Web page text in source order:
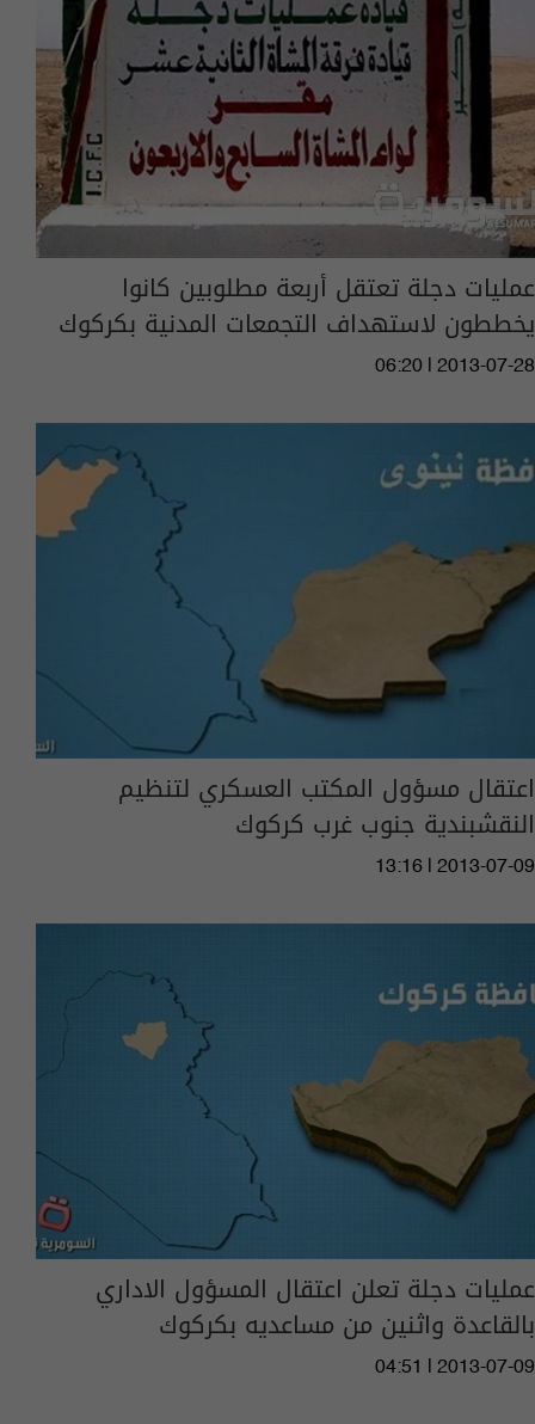
عمليات دجلة تعتقل أربعة مطلوبين كانوا
يخططون لاستهداف التجمعات المدنية بكركوك
06:20 | 2013-07-28
اعتقال مسؤول المكتب العسكري لتنظيم
النقشبندية جنوب غرب كركوك
13:16 | 2013-07-09
عمليات دجلة تعلن اعتقال المسؤول الاداري
بالقاعدة واثنين من مساعديه بكركوك
04:51 | 2013-07-09